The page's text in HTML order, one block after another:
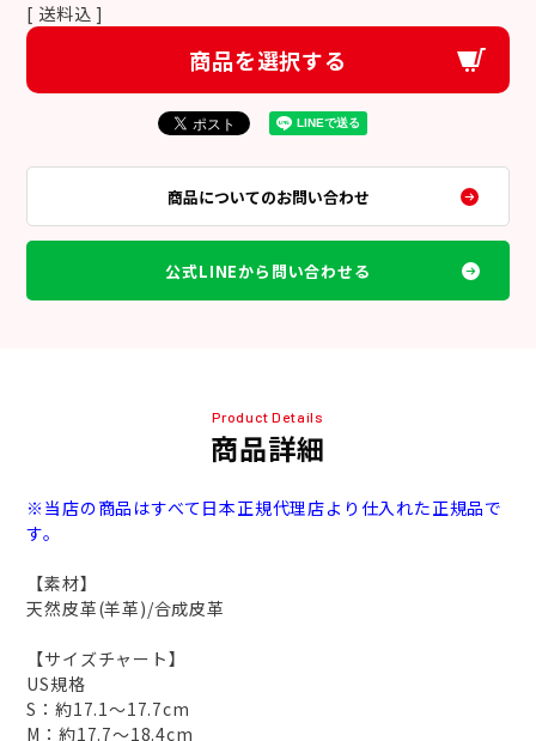
送料込
商品を選択する
商品についてのお問い合わせ
公式LINEから問い合わせる
Product Details
商品詳細
※当店の商品はすべて日本正規代理店より仕入れた正規品で
す。
【素材】
天然皮革(羊革)/合成皮革
【サイズチャート】
US規格
S：約17.1～17.7cm
M：約17.7～18.4cm